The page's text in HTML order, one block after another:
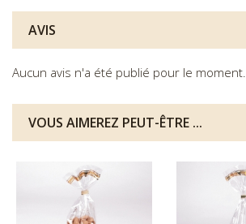
AVIS
Aucun avis n'a été publié pour le moment.
VOUS AIMEREZ PEUT-ÊTRE ...